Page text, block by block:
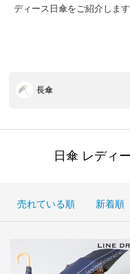
ディース日傘をご紹介します
長傘
日傘 レディ
売れている順 新着順